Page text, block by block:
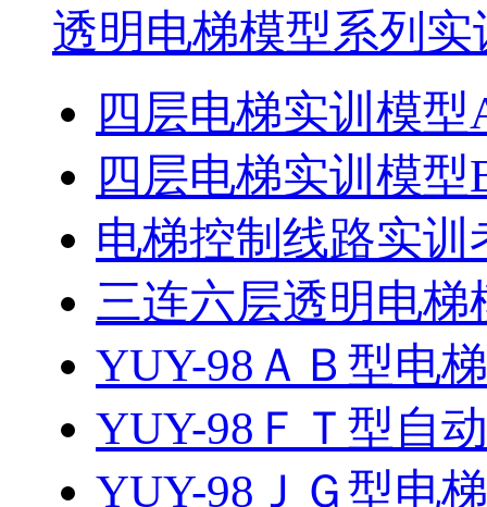
透明电梯模型系列实
四层电梯实训模型
四层电梯实训模型
电梯控制线路实训
三连六层透明电梯
YUY-98ＡＢ型电
YUY-98ＦＴ型自
YUY-98ＪＧ型电